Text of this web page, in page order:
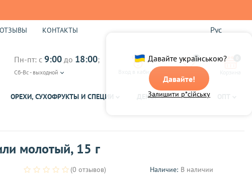
Давайте українською?
Давайте!
Залишити р*сійську
ОТЗЫВЫ КОНТАКТЫ Рус
Пн-пт: с 9:00 до 18:00;
Сб-Вс - выходной Вход в кабинет
0
ОРЕХИ, СУХОФРУКТЫ И СПЕЦИИ ДЕКОР ЧАЙ
молотый, 15 г
(0 отзывов) Наличие: В наличии